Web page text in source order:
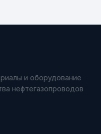
и оборудование
нефтегазопроводов